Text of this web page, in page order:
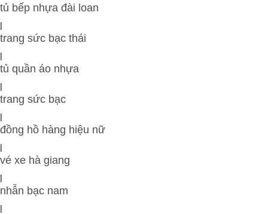
tủ bếp nhựa đài loan
|
trang sức bạc thái
|
tủ quần áo nhựa
|
trang sức bạc
|
đồng hồ hàng hiệu nữ
|
vé xe hà giang
|
nhẫn bạc nam
|